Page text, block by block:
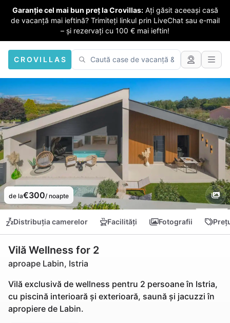
Garanție cel mai bun preț la Crovillas: Ați găsit aceeași casă
de vacanță mai ieftină? Trimiteți linkul prin LiveChat sau e-mail
– și rezervați cu 100 € mai ieftin!
CROVILLAS
de la€300/ noapte
Distribuția camerelor Facilități Fotografii
Vilă Wellness for 2
aproape Labin, Istria
Vilă exclusivă de wellness pentru 2 persoane în Istria,
cu piscină interioară și exterioară, saună și jacuzzi în
apropiere de Labin.